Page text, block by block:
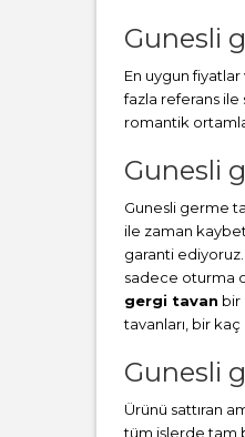
Gunesli
En uygun
fazla referans
romantik
Gunesli
Gunesli germe
ile zaman
garanti
sadece oturma
gergi tavan bir
tavanları, bir
Gunesli
Ürünü sattıran
tüm işlerde tam